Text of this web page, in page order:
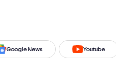
Google News Youtube